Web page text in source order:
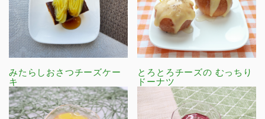
みたらしおさつチーズケー
キ
とろとろチーズの むっちり
ドーナツ